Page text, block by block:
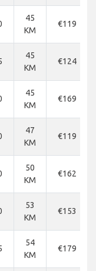
45
KM
€119
45
KM
€124
45
KM
€169
47
KM
€119
50
KM
€162
53
KM
€153
54
KM
€179